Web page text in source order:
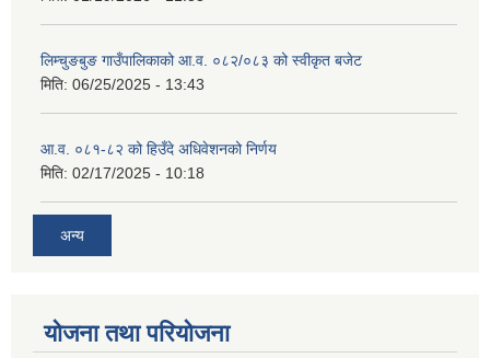
लिम्चुङबुङ गाउँपालिकाको आ.व. ०८२/०८३ को स्वीकृत बजेट
मिति: 06/25/2025 - 13:43
आ.व. ०८१-८२ को हिउँदे अधिवेशनको निर्णय
मिति: 02/17/2025 - 10:18
अन्य
योजना तथा परियोजना